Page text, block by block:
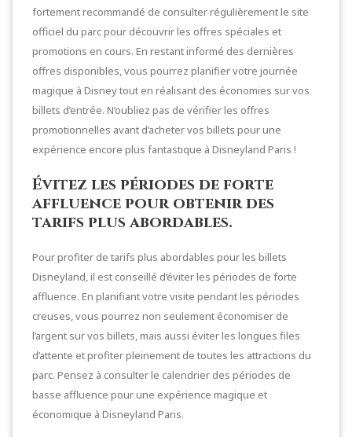
fortement recommandé de consulter régulièrement le site
officiel du parc pour découvrir les offres spéciales et
promotions en cours. En restant informé des dernières
offres disponibles, vous pourrez planifier votre journée
magique à Disney tout en réalisant des économies sur vos
billets d’entrée. N’oubliez pas de vérifier les offres
promotionnelles avant d’acheter vos billets pour une
expérience encore plus fantastique à Disneyland Paris !
Évitez les périodes de forte
affluence pour obtenir des
tarifs plus abordables.
Pour profiter de tarifs plus abordables pour les billets
Disneyland, il est conseillé d’éviter les périodes de forte
affluence. En planifiant votre visite pendant les périodes
creuses, vous pourrez non seulement économiser de
l’argent sur vos billets, mais aussi éviter les longues files
d’attente et profiter pleinement de toutes les attractions du
parc. Pensez à consulter le calendrier des périodes de
basse affluence pour une expérience magique et
économique à Disneyland Paris.